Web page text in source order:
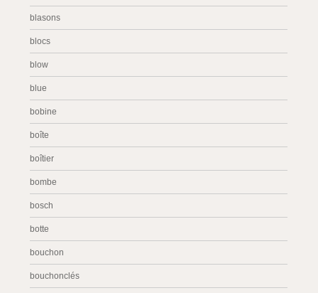
blasons
blocs
blow
blue
bobine
boîte
boîtier
bombe
bosch
botte
bouchon
bouchonclés